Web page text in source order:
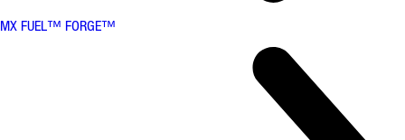
MX FUEL™ FORGE™